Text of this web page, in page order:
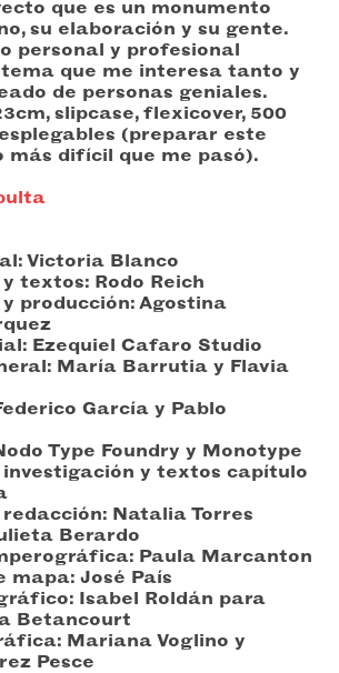
que es un monumento
su elaboración y su gente.
personal y profesional
que me interesa tanto y
de personas geniales.
slipcase, flexicover, 500
(preparar este
más difícil que me pasó).
Victoria Blanco
textos: Rodo Reich
producción: Agostina
Ezequiel Cafaro Studio
María Barrutia y Flavia
García y Pablo
Type Foundry y Monotype
investigación y textos capítulo
Natalia Torres
Berardo
Paula Marcanton
mapa: José País
Isabel Roldán para
Betancourt
Mariana Voglino y
Pesce